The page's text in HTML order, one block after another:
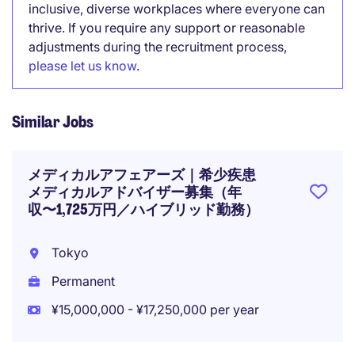
inclusive, diverse workplaces where everyone can
thrive. If you require any support or reasonable
adjustments during the recruitment process,
please let us know.
Similar Jobs
メディカルアフェアーズ｜希少疾患
メディカルアドバイザー募集（年
収〜1,725万円／ハイブリッド勤務）
Tokyo
Permanent
¥15,000,000 - ¥17,250,000 per year